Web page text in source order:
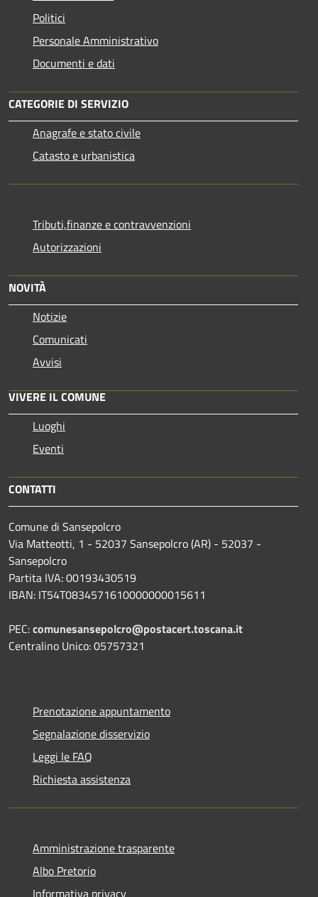
Politici
Personale Amministrativo
Documenti e dati
CATEGORIE DI SERVIZIO
Anagrafe e stato civile
Catasto e urbanistica
Tributi,finanze e contravvenzioni
Autorizzazioni
NOVITÀ
Notizie
Comunicati
Avvisi
VIVERE IL COMUNE
Luoghi
Eventi
CONTATTI
Comune di Sansepolcro
Via Matteotti, 1 - 52037 Sansepolcro (AR) - 52037 -
Sansepolcro
Partita IVA: 00193430519
IBAN: IT54T0834571610000000015611
PEC:comunesansepolcro@postacert.toscana.it
Centralino Unico: 05757321
Prenotazione appuntamento
Segnalazione disservizio
Leggi le FAQ
Richiesta assistenza
Amministrazione trasparente
Albo Pretorio
Informativa privacy